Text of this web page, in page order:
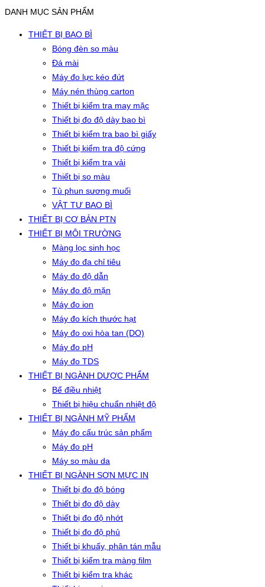
DANH MỤC SẢN PHẨM
THIẾT BỊ BAO BÌ
Bóng đèn so màu
Đá mài
Máy đo lực kéo đứt
Máy nén thùng carton
Thiết bị kiểm tra may mặc
Thiết bị đo độ dày bao bì
Thiết bị kiểm tra bao bì giấy
Thiết bị kiểm tra độ cứng
Thiết bị kiểm tra vải
Thiết bị so màu
Tủ phun sương muối
VẬT TƯ BAO BÌ
THIẾT BỊ CƠ BẢN PTN
THIẾT BỊ MÔI TRƯỜNG
Màng lọc sinh học
Máy đo đa chỉ tiêu
Máy đo độ dẫn
Máy đo độ mặn
Máy đo ion
Máy đo kích thước hạt
Máy đo oxi hòa tan (DO)
Máy đo pH
Máy đo TDS
THIẾT BỊ NGÀNH DƯỢC PHẨM
Bể điều nhiệt
Thiết bị hiệu chuẩn nhiệt độ
THIẾT BỊ NGÀNH MỸ PHẨM
Máy đo cấu trúc sản phẩm
Máy đo pH
Máy so màu da
THIẾT BỊ NGÀNH SƠN MỰC IN
Thiết bị đo độ bóng
Thiết bị đo độ dày
Thiết bị đo độ nhớt
Thiết bị đo độ phủ
Thiết bị khuấy, phân tán mẫu
Thiết bị kiểm tra màng film
Thiết bị kiểm tra khác